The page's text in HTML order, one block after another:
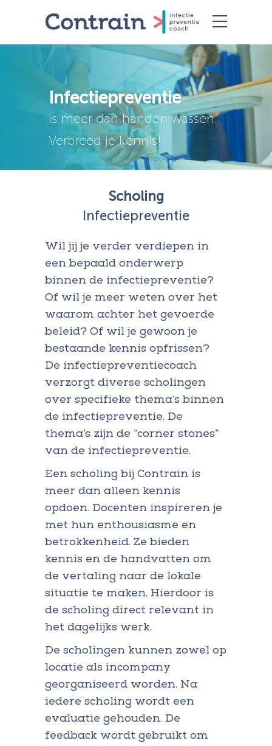
Infectiepreventie
is meer dan handen wassen.
Verbreed je kennis!
Scholing
Infectiepreventie
Wil jij je verder verdiepen in
een bepaald onderwerp
binnen de infectiepreventie?
Of wil je meer weten over het
waarom achter het gevoerde
beleid? Of wil je gewoon je
bestaande kennis opfrissen?
De infectiepreventiecoach
verzorgt diverse scholingen
over specifieke thema’s binnen
de infectiepreventie. De
thema’s zijn de “corner stones”
van de infectiepreventie.
Een scholing bij Contrain is
meer dan alleen kennis
opdoen. Docenten inspireren je
met hun enthousiasme en
betrokkenheid. Ze bieden
kennis en de handvatten om
de vertaling naar de lokale
situatie te maken. Hierdoor is
de scholing direct relevant in
het dagelijks werk.
De scholingen kunnen zowel op
locatie als incompany
georganiseerd worden. Na
iedere scholing wordt een
evaluatie gehouden. De
feedback wordt gebruikt om